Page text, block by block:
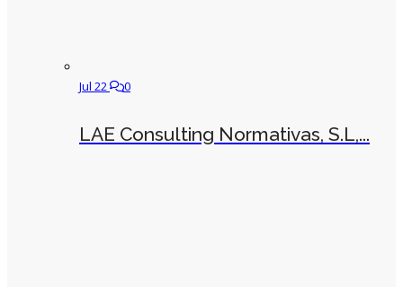
Jul 22 0
LAE Consulting Normativas, S.L,...